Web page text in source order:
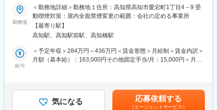
当社は、地域に根差した薬局を20年以上にわたり運営しており、
現在グループ2社で県下に9店舗の調剤薬局があります。皆がいき
いきと働ける、風通しの良い家庭的な職場環境を心掛けていま
す。
変更の範囲：会社の定める業務
（雇用形態：正社員）
・仕事内容：調剤薬局での医療事務業務
・受付、電話応対
・パソコン入力
・レセプト作成
・薬剤師指導の下の調剤補助
・まれに薬の配達業務(社用車使用(軽自動車ＡＴ))がございま
■組織構成
7～8名体制となります。
勤務地
＜勤務地詳細＞勤務地１住所：高知県高知市愛宕町1丁目4－9 受
動喫煙対策：屋内全面禁煙変更の範囲：会社の定める事業所
【最寄り駅】
高知駅、高知駅前駅、高知橋駅
給与
＜予定年収＞284万円～436万円＜賃金形態＞月給制＜賃金内訳＞
月額（基本給）：163,000円その他固定手当/月：15,000円＜月給
能性があります。月給(月額)は固定手当を含めた表記です。
気になる 応募依頼する
（エージェントサービス）